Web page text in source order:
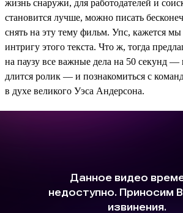
жизнь снаружи, для работодателей и
становится лучше, можно писать
снять на эту тему фильм. Упс, кажется
интригу этого текста. Что ж, тогда
на паузу все важные дела на 50 секунд —
длится ролик — и познакомиться с
в духе великого Уэса Андерсона.